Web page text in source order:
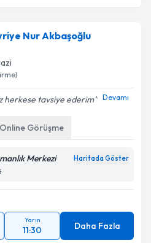
Nur Akbaşoğlu
herkese tavsiye ederim Devamı
Online Görüşme
Merkezi Haritada Göster
Yarın
11:30 Daha Fazla